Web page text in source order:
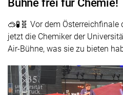
🥽🧪🧬 Vor dem
jetzt die Chemiker der
Air-Bühne, was sie zu bieten